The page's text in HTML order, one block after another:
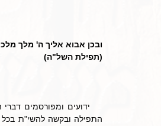
ובכן אבוא אליך ה' מלך
(תפילת השל"ה)